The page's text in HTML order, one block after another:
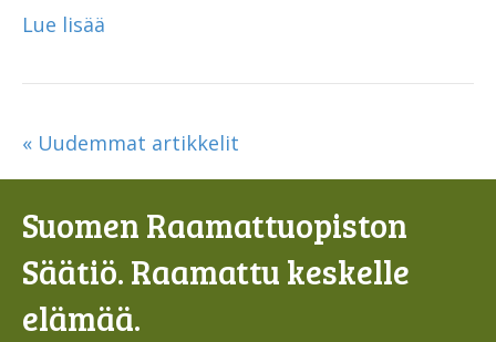
Lue lisää
« Uudemmat artikkelit
Suomen Raamattuopiston
Säätiö. Raamattu keskelle
elämää.